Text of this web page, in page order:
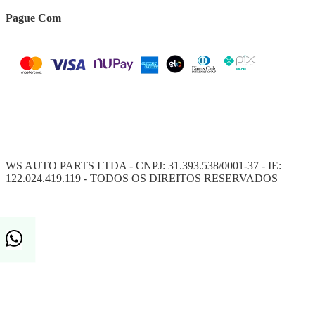
Pague Com
WS AUTO PARTS LTDA - CNPJ: 31.393.538/0001-37 - IE:
122.024.419.119 - TODOS OS DIREITOS RESERVADOS